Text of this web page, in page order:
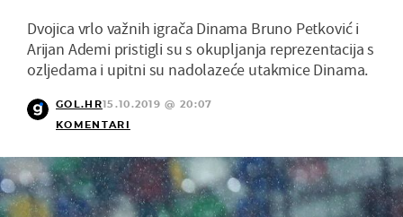
Dvojica vrlo važnih igrača Dinama Bruno Petković i
Arijan Ademi pristigli su s okupljanja reprezentacija s
ozljedama i upitni su nadolazeće utakmice Dinama.
GOL.HR15.10.2019 @ 20:07
KOMENTARI